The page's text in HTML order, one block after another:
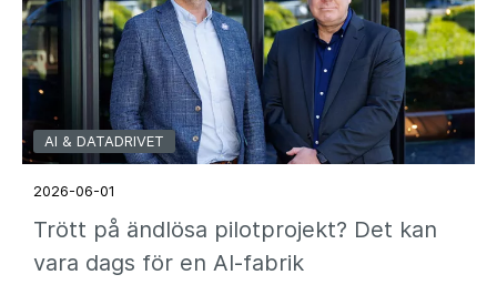
AI & DATADRIVET
2026-06-01
Trött på ändlösa pilotprojekt? Det kan
vara dags för en AI-fabrik